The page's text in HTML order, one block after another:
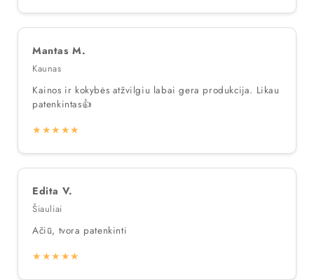
Mantas M.
Kaunas
Kainos ir kokybės atžvilgiu labai gera produkcija. Likau
patenkintas👍
★★★★★
Edita V.
Šiauliai
Ačiū, tvora patenkinti
★★★★★